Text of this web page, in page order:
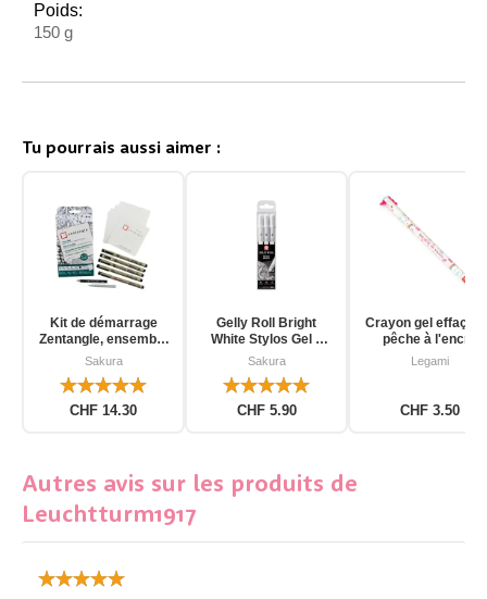
Poids:
150 g
Tu pourrais aussi aimer :
Kit de démarrage
Zentangle, ensemble
d'outils pour
Sakura
CHF 14.30
Gelly Roll Bright
White Stylos Gel 3
pièces
Sakura
CHF 5.90
Crayon gel
pêche à l'encre
d'unicorn
Legami
CHF 3.50
Autres avis sur les produits de
Leuchtturm1917